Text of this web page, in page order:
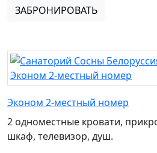
ЗАБРОНИРОВАТЬ
Эконом 2-местный номер
2 одноместные кровати,
шкаф, телевизор, душ.